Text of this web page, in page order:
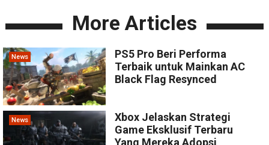
More Articles
News
PS5 Pro Beri Performa
Terbaik untuk Mainkan AC
Black Flag Resynced
News
Xbox Jelaskan Strategi
Game Eksklusif Terbaru
Yang Mereka Adopsi